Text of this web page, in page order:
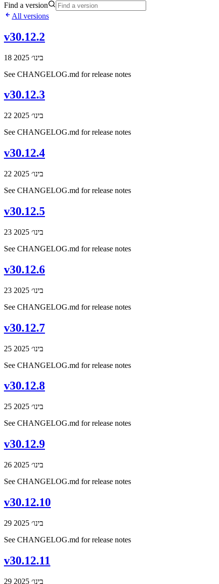
Find a version
All versions
v30.12.2
18 בינו׳ 2025
See CHANGELOG.md for release notes
v30.12.3
22 בינו׳ 2025
See CHANGELOG.md for release notes
v30.12.4
22 בינו׳ 2025
See CHANGELOG.md for release notes
v30.12.5
23 בינו׳ 2025
See CHANGELOG.md for release notes
v30.12.6
23 בינו׳ 2025
See CHANGELOG.md for release notes
v30.12.7
25 בינו׳ 2025
See CHANGELOG.md for release notes
v30.12.8
25 בינו׳ 2025
See CHANGELOG.md for release notes
v30.12.9
26 בינו׳ 2025
See CHANGELOG.md for release notes
v30.12.10
29 בינו׳ 2025
See CHANGELOG.md for release notes
v30.12.11
29 בינו׳ 2025